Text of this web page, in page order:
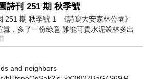
詩刊 251 期 秋季號
251 期 秋季號 1 《詩寫大安森林公園》
囂，多了一份綠意 難能可貴水泥叢林多出
and neighbors